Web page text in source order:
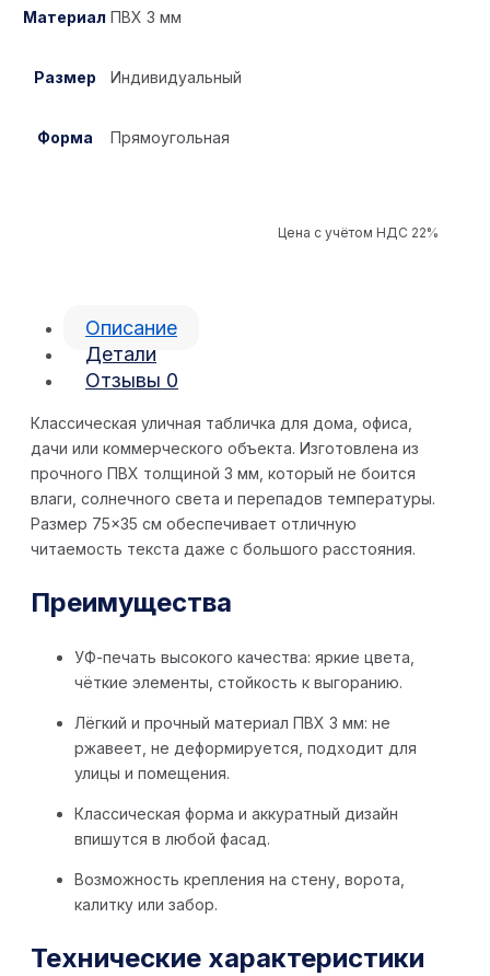
Материал ПВХ 3 мм
Размер Индивидуальный
Форма Прямоугольная
Цена с учётом НДС 22%
Описание
Детали
Отзывы 0
Классическая уличная табличка для дома, офиса,
дачи или коммерческого объекта. Изготовлена из
прочного ПВХ толщиной 3 мм, который не боится
влаги, солнечного света и перепадов температуры.
Размер 75×35 см обеспечивает отличную
читаемость текста даже с большого расстояния.
Преимущества
УФ-печать высокого качества: яркие цвета,
чёткие элементы, стойкость к выгоранию.
Лёгкий и прочный материал ПВХ 3 мм: не
ржавеет, не деформируется, подходит для
улицы и помещения.
Классическая форма и аккуратный дизайн
впишутся в любой фасад.
Возможность крепления на стену, ворота,
калитку или забор.
Технические характеристики